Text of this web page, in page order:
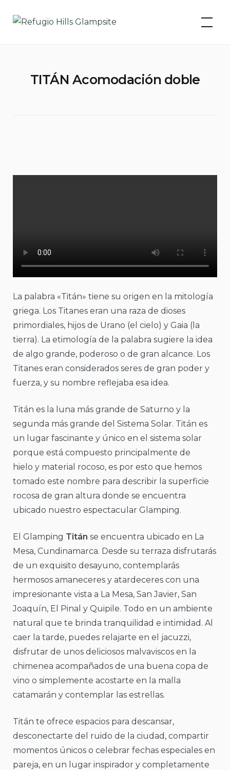
TITÁN Acomodación doble
La palabra «Titán» tiene su origen en la mitología
griega. Los Titanes eran una raza de dioses
primordiales, hijos de Urano (el cielo) y Gaia (la
tierra). La etimología de la palabra sugiere la idea
de algo grande, poderoso o de gran alcance. Los
Titanes eran considerados seres de gran poder y
fuerza, y su nombre reflejaba esa idea.
Titán es la luna más grande de Saturno y la
segunda más grande del Sistema Solar. Titán es
un lugar fascinante y único en el sistema solar
porque está compuesto principalmente de
hielo y material rocoso, es por esto que hemos
tomado este nombre para describir la superficie
rocosa de gran altura donde se encuentra
ubicado nuestro espectacular Glamping.
El Glamping Titán se encuentra ubicado en La
Mesa, Cundinamarca. Desde su terraza disfrutarás
de un exquisito desayuno, contemplarás
hermosos amaneceres y atardeceres con una
impresionante vista a La Mesa, San Javier, San
Joaquín, El Pinal y Quipile. Todo en un ambiente
natural que te brinda tranquilidad e intimidad. Al
caer la tarde, puedes relajarte en el jacuzzi,
disfrutar de unos deliciosos malvaviscos en la
chimenea acompañados de una buena copa de
vino o simplemente acostarte en la malla
catamarán y contemplar las estrellas.
Titán te ofrece espacios para descansar,
desconectarte del ruido de la ciudad, compartir
momentos únicos o celebrar fechas especiales en
pareja, en un lugar inspirador y completamente